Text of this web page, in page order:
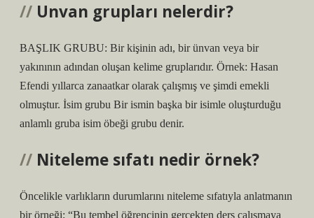
Unvan grupları nelerdir?
BAŞLIK GRUBU: Bir kişinin adı, bir ünvan veya bir
yakınının adından oluşan kelime gruplarıdır. Örnek: Hasan
Efendi yıllarca zanaatkar olarak çalışmış ve şimdi emekli
olmuştur. İsim grubu Bir ismin başka bir isimle oluşturduğu
anlamlı gruba isim öbeği grubu denir.
Niteleme sıfatı nedir örnek?
Öncelikle varlıkların durumlarını niteleme sıfatıyla anlatmanın
bir örneği; “Bu tembel öğrencinin gerçekten ders çalışmaya